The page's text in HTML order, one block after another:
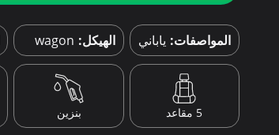
المواصفات: ياباني الهيكل: wagon
5 مقاعد بنزين